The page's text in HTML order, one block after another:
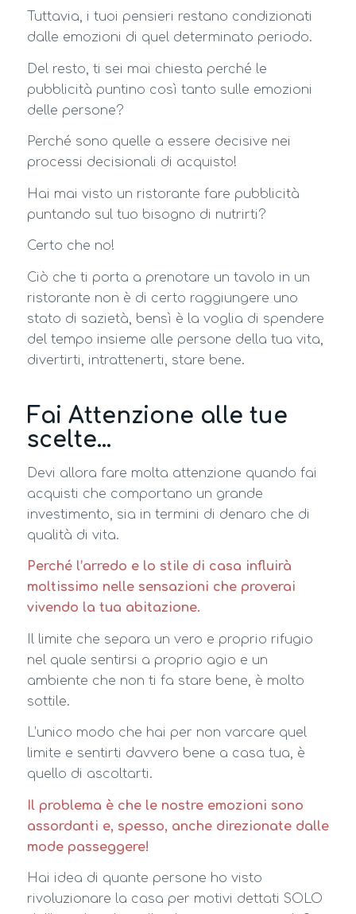
Tuttavia, i tuoi pensieri restano condizionati
dalle emozioni di quel determinato periodo.
Del resto, ti sei mai chiesta perché le
pubblicità puntino così tanto sulle emozioni
delle persone?
Perché sono quelle a essere decisive nei
processi decisionali di acquisto!
Hai mai visto un ristorante fare pubblicità
puntando sul tuo bisogno di nutrirti?
Certo che no!
Ciò che ti porta a prenotare un tavolo in un
ristorante non è di certo raggiungere uno
stato di sazietà, bensì è la voglia di spendere
del tempo insieme alle persone della tua vita,
divertirti, intrattenerti, stare bene.
Fai Attenzione alle tue
scelte…
Devi allora fare molta attenzione quando fai
acquisti che comportano un grande
investimento, sia in termini di denaro che di
qualità di vita.
Perché l’arredo e lo stile di casa influirà
moltissimo nelle sensazioni che proverai
vivendo la tua abitazione.
Il limite che separa un vero e proprio rifugio
nel quale sentirsi a proprio agio e un
ambiente che non ti fa stare bene, è molto
sottile.
L’unico modo che hai per non varcare quel
limite e sentirti davvero bene a casa tua, è
quello di ascoltarti.
Il problema è che le nostre emozioni sono
assordanti e, spesso, anche direzionate dalle
mode passeggere!
Hai idea di quante persone ho visto
rivoluzionare la casa per motivi dettati SOLO